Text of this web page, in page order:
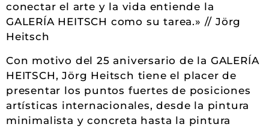
conectar el arte y la vida entiende la
GALERÍA HEITSCH como su tarea.» // Jörg
Heitsch
Con motivo del 25 aniversario de la GALERÍA
HEITSCH, Jörg Heitsch tiene el placer de
presentar los puntos fuertes de posiciones
artísticas internacionales, desde la pintura
minimalista y concreta hasta la pintura